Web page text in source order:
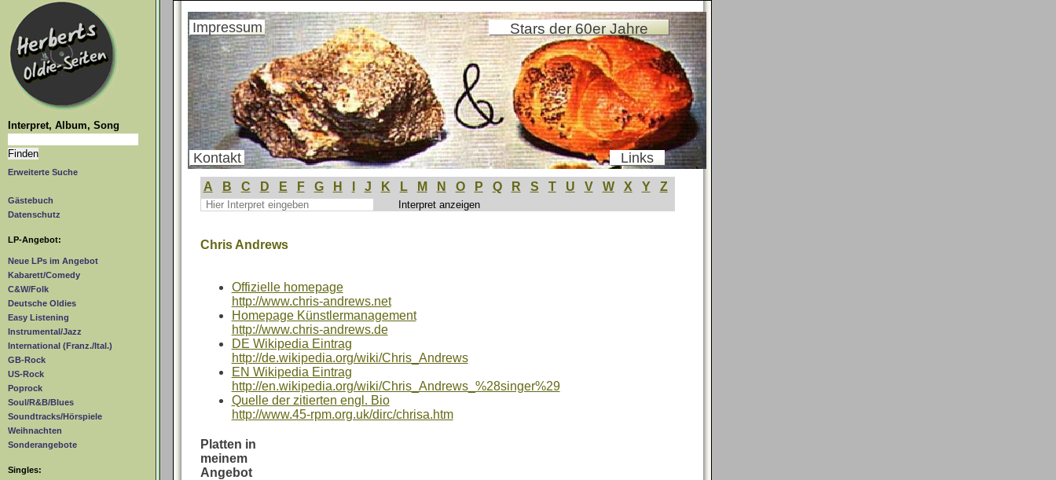
Interpret, Album, Song
Erweiterte Suche
Gästebuch
Datenschutz
LP-Angebot:
Neue LPs im Angebot
Kabarett/Comedy
C&W/Folk
Deutsche Oldies
Easy Listening
Instrumental/Jazz
International (Franz./Ital.)
GB-Rock
US-Rock
Poprock
Soul/R&B/Blues
Soundtracks/Hörspiele
Weihnachten
Sonderangebote
Singles:
Stars der 60er Jahre
Impressum
Kontakt Links
A B C D E F G H J K L M N O P Q R S T U V W X Y Z
Chris Andrews
Offizielle homepage
http://www.chris-andrews.net
Homepage Künstlermanagement
http://www.chris-andrews.de
DE Wikipedia Eintrag
http://de.wikipedia.org/wiki/Chris_Andrews
EN Wikipedia Eintrag
http://en.wikipedia.org/wiki/Chris_Andrews_%28singer%29
Quelle der zitierten engl. Bio
http://www.45-rpm.org.uk/dirc/chrisa.htm
Platten in
meinem
Angebot